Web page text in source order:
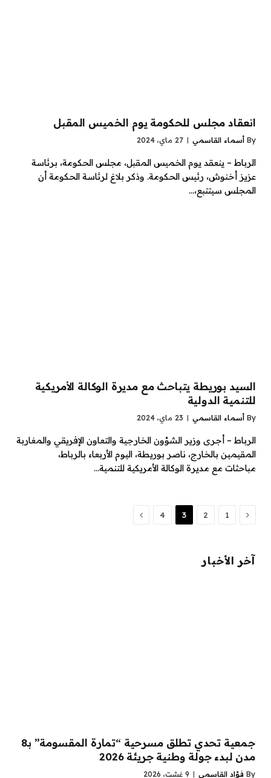
انعقاد مجلس للحكومة يوم الخميس المقبل
By أسماء القاسمي 27 ماي، 2024
الرباط – ينعقد يوم الخميس المقبل، مجلس الحكومة، برئاسة
عزيز أخنوش، رئيس الحكومة. وذكر بلاغ لرئاسة الحكومة أن
المجلس سيتتبع،…
السيد بوريطة يتباحث مع مديرة الوكالة الأمريكية
للتنمية الدولية
By أسماء القاسمي 23 ماي، 2024
الرباط – أجرى وزير الشؤون الخارجية والتعاون الإفريقي والمغاربة
المقيمين بالخارج، ناصر بوريطة، اليوم الأربعاء بالرباط،
مباحثات مع مديرة الوكالة الأمريكية للتنمية…
Previous
1
2
3
4
Next
آخر الأخبار
جمعية تحدي تطلق مسرحية “تمارة المقسومة” بـ8
مدن لبدء جولة وطنية جريئة 2026
By فؤاد القاسمي 9 غشت، 2026